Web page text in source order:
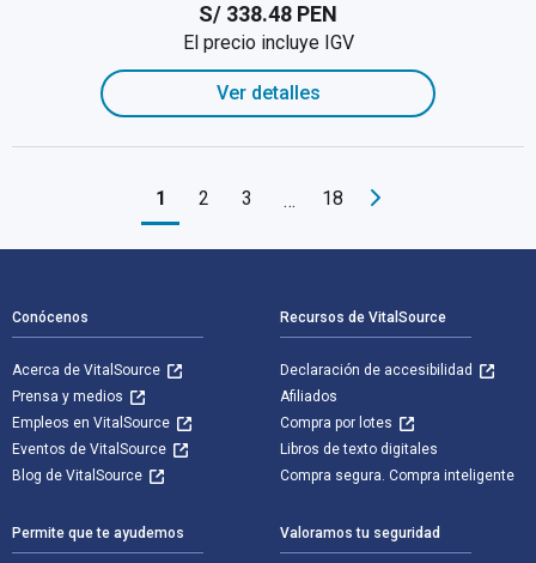
S/ 338.48 PEN
El precio incluye IGV
Ver detalles
1 2 3 … 18
Conócenos
Acerca de VitalSource
Prensa y medios
Empleos en VitalSource
Eventos de VitalSource
Blog de VitalSource
Recursos de VitalSource
Declaración de accesibilidad
Afiliados
Compra por lotes
Libros de texto digitales
Compra segura. Compra inteligente
Permite que te ayudemos Valoramos tu seguridad